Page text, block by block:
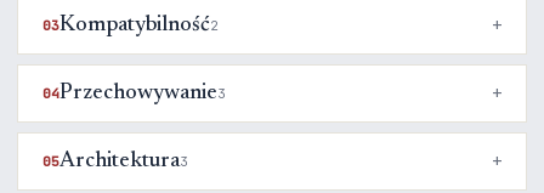
03Kompatybilność2
04Przechowywanie3
05Architektura3